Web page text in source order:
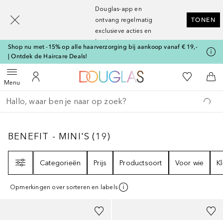
Douglas-app en
ontvang regelmatig
exclusieve acties en
kortingen
TONEN
Shop nu met -15% op alle haarverzorging bij aankoop vanaf € 19,-
| Ontdek de Haircare Deals!
MenuOpen menuNaar Mijn Account
Naar Douglas Home
Naar Mijn
Ga terug
Zoekopdracht uitvoeren
BENEFIT - MINI'S 19
BENEFIT - MINI'S (19)
Categorieën
Prijs Productsoort Voor wie
Opmerkingen over sorteren en labels
+4
[navigation.slideout.screenreader]